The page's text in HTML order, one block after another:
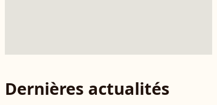
Dernières actualités